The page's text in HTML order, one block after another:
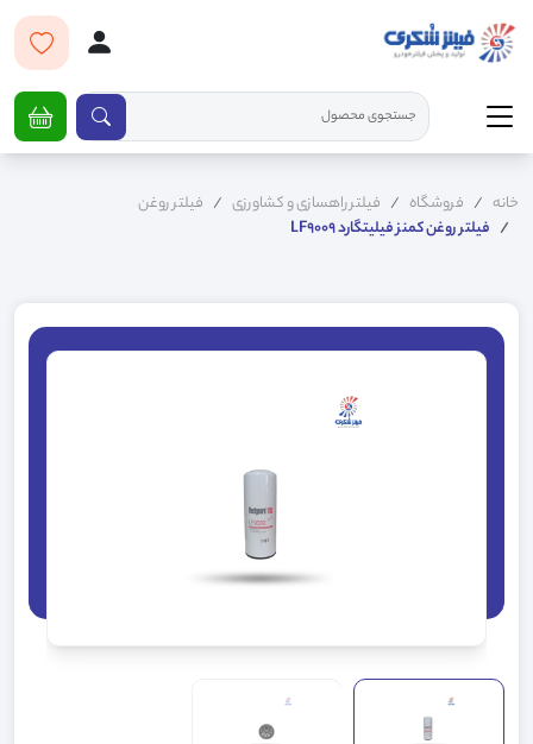
خانه فروشگاه فیلتر راهسازی و کشاورزی
فیلتر روغن
فیلتر روغن کمنز فیلیتگارد LF9009